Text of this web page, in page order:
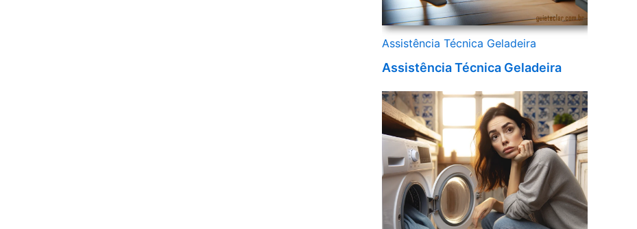
Assistência Técnica Geladeira
Assistência Técnica Geladeira